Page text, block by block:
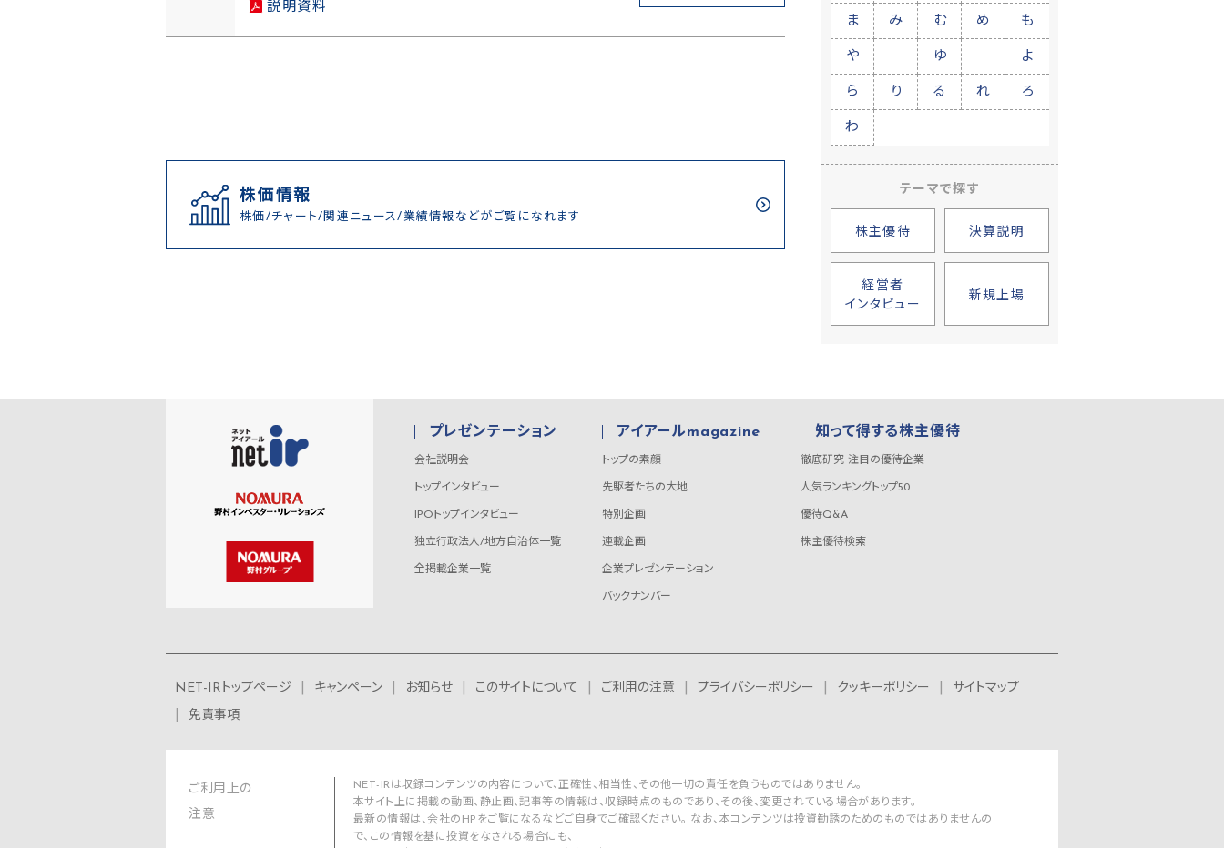
説明資料
株価情報
株価/チャート/関連ニュース/業績情報などがご覧になれます
ま み む め も
や ゆ よ
ら り る れ ろ
わ
テーマで探す
株主優待 決算説明
経営者
インタビュー
新規上場
プレゼンテーション
会社説明会
トップインタビュー
IPOトップインタビュー
独立行政法人/地方自治体一覧
全掲載企業一覧
アイアールmagazine
トップの素顔
先駆者たちの大地
特別企画
連載企画
企業プレゼンテーション
バックナンバー
知って得する株主優待
徹底研究 注目の優待企業
人気ランキングトップ50
優待Q&A
株主優待検索
NET-IRトップページ キャンペーン お知らせ このサイトについて ご利用の注意 プライバシーポリシー クッキーポリシー
サイトマップ
免責事項
ご利用上の
注意
NET-IRは収録コンテンツの内容について、正確性、相当性、その他一切の責任を負うものではありません。
本サイト上に掲載の動画、静止画、記事等の情報は、収録時点のものであり、その後、変更されている場合があります。
最新の情報は、会社のHPをご覧になるなどご自身でご確認ください。 なお、本コンテンツは投資勧誘のためのものではありませんの
で、この情報を基に投資をなされる場合にも、